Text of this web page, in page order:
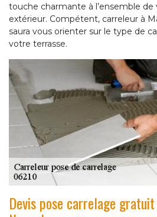
touche charmante à l’ensemble
extérieur. Compétent, carreleur à
saura vous orienter sur le type de
votre terrasse.
Devis pose carrelage